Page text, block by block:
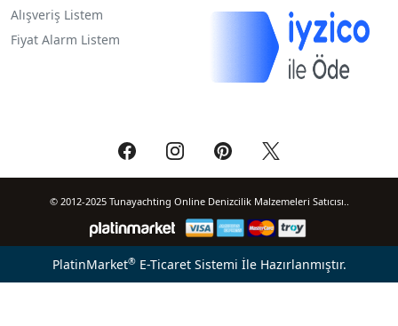
Alışveriş Listem
Fiyat Alarm Listem
© 2012-2025 Tunayachting Online Denizcilik Malzemeleri Satıcısı..
PlatinMarket®E-Ticaret Sistemi İle Hazırlanmıştır.